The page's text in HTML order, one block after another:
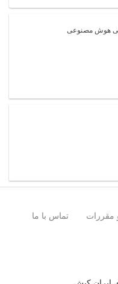
هوش مصنوعی
مقررات تماس با ما